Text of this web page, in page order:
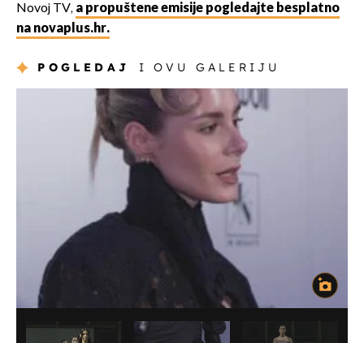
Novoj TV, a propuštene emisije pogledajte besplatno
na novaplus.hr.
POGLEDAJ I OVU GALERIJU